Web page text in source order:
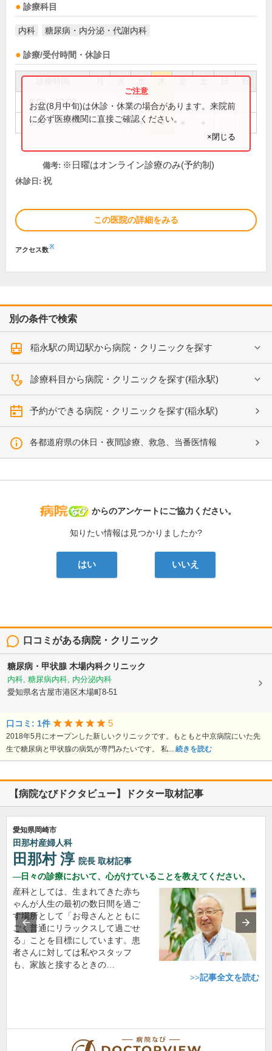
診療科目
内科 糖尿病・内分泌・代謝内科
診療/受付時間・休診日
祝
8:00～10:00 ●
9:00～17:00 ● ● ● ●
お盆(8月中旬)は休診・休業の場合があります。来院前
に必ず医療機関に直接ご確認ください。
×閉じる
備考: ※日曜はオンライン診療のみ(予約制)
休診日: 祝
この医院の詳細をみる
アクセス数※
別の条件で検索
稲永駅の周辺駅から病院・クリニックを探す
診療科目から病院・クリニックを探す(稲永駅)
予約ができる病院・クリニックを探す(稲永駅)
各都道府県の休日・夜間診療、救急、当番医情報
病院なび
からのアンケートにご協力ください。
知りたい情報は見つかりましたか?
はい いいえ
口コミがある病院・クリニック
糖尿病・甲状腺 木場内科クリニック
内科, 糖尿病内科, 内分泌内科
愛知県名古屋市港区木場町8-51
口コミ: 1件 5
2018年5月にオープンした新しいクリニックです。もともと中京病院にいた先
生で糖尿病と甲状腺の病気が専門みたいです。 私... 続きを読む
【病院なびドクタビュー】ドクター取材記事
愛知県岡崎市
田那村産婦人科
田那村 淳 院長 取材記事
日々の診療において、心がけていることを教えてください。
産科としては、生まれてきた赤ち
ゃんが人生の最初の数日間を過ご
す場所として「お母さんとともに
ごく普通にリラックスして過ごせ
る」ことを目標にしています。患
者さんに対しては私やスタッフ
も、家族と接するときの…
>>記事全文を読む